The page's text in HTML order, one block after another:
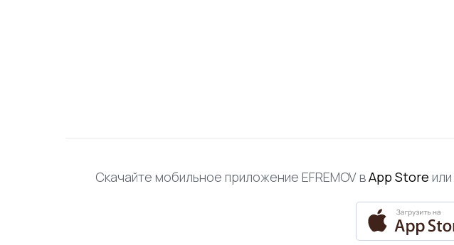
Скачайте мобильное приложение EFREMOV вApp Store или